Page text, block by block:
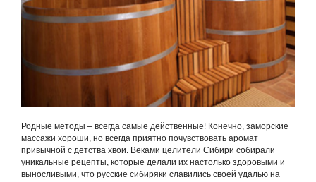
Родные методы – всегда самые действенные! Конечно, заморские
массажи хороши, но всегда приятно почувствовать аромат
привычной с детства хвои. Веками целители Сибири собирали
уникальные рецепты, которые делали их настолько здоровыми и
выносливыми, что русские сибиряки славились своей удалью на